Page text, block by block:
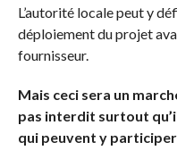
L’autorité locale peut y
déploiement du projet
fournisseur.
Mais ceci sera un
pas interdit surtout
qui peuvent y participer